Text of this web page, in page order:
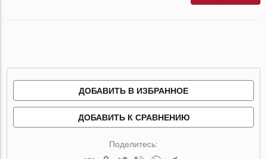
ДОБАВИТЬ В ИЗБРАННОЕ
ДОБАВИТЬ К СРАВНЕНИЮ
Поделитесь: